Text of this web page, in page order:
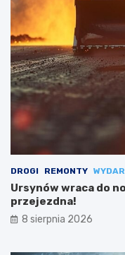
DROGI REMONTY
Ursynów wraca do
przejezdna!
8 sierpnia 2026